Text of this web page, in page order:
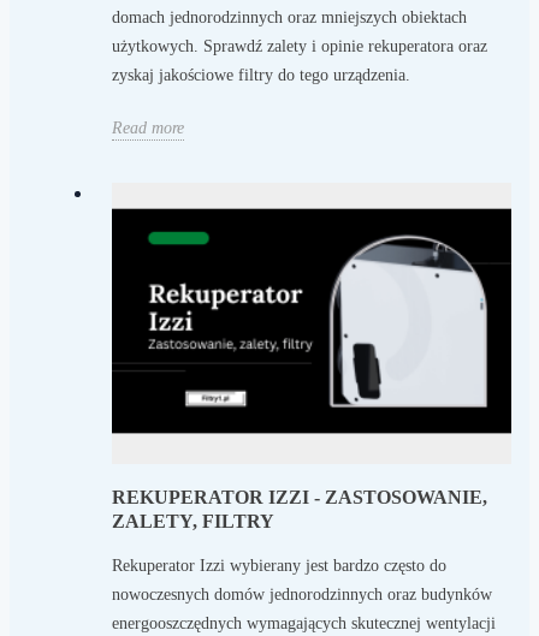
domach jednorodzinnych oraz mniejszych obiektach
użytkowych. Sprawdź zalety i opinie rekuperatora oraz
zyskaj jakościowe filtry do tego urządzenia.
Read more
REKUPERATOR IZZI - ZASTOSOWANIE,
ZALETY, FILTRY
Rekuperator Izzi wybierany jest bardzo często do
nowoczesnych domów jednorodzinnych oraz budynków
energooszczędnych wymagających skutecznej wentylacji